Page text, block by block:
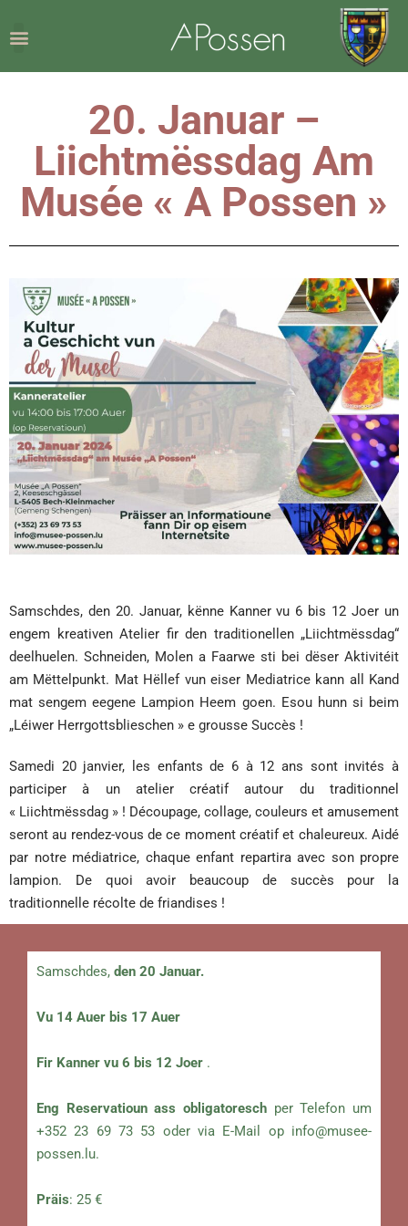
20. Januar –
Liichtmëssdag Am
Musée « A Possen »
Samschdes, den 20. Januar, kënne Kanner vu 6 bis 12 Joer un
engem kreativen Atelier fir den traditionellen „Liichtmëssdag“
deelhuelen. Schneiden, Molen a Faarwe sti bei dëser Aktivitéit
am Mëttelpunkt. Mat Hëllef vun eiser Mediatrice kann all Kand
mat sengem eegene Lampion Heem goen. Esou hunn si beim
„Léiwer Herrgottsblieschen » e grousse Succès !
Samedi 20 janvier, les enfants de 6 à 12 ans sont invités à
participer à un atelier créatif autour du traditionnel
« Liichtmëssdag » ! Découpage, collage, couleurs et amusement
seront au rendez-vous de ce moment créatif et chaleureux. Aidé
par notre médiatrice, chaque enfant repartira avec son propre
lampion. De quoi avoir beaucoup de succès pour la
traditionnelle récolte de friandises !
Samschdes, den 20 Januar.
Vu 14 Auer bis 17 Auer
Fir Kanner vu 6 bis 12 Joer .
Eng Reservatioun ass obligatoresch per Telefon um
+352 23 69 73 53 oder via E-Mail op info@musee-
possen.lu.
Präis: 25 €